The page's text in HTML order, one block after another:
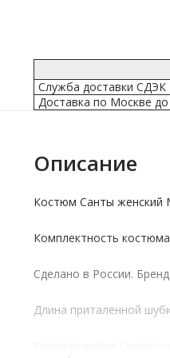
Служба доставки СДЭК
Доставка по Москве
Описание
Костюм Санты женский
Комплектность
Сделано в России. Бренд
Длина приталенной